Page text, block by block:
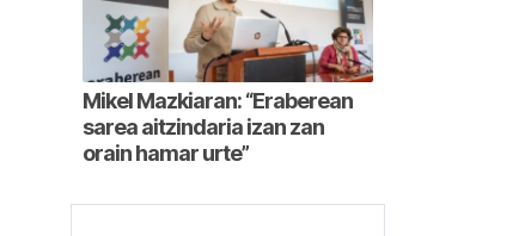
Mikel Mazkiaran: “Eraberean
sarea aitzindaria izan zan
orain hamar urte”